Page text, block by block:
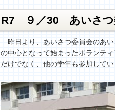
R7 ９／30 あいさつ
昨日より、あいさつ委員会のあ
の中心となって始まったボランテ
だけでなく、他の学年も参加して